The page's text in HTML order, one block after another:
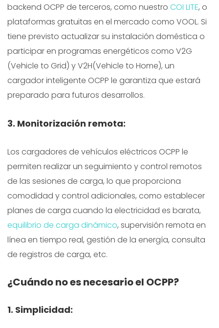
backend OCPP de terceros, como nuestro COI LITE, o
plataformas gratuitas en el mercado como VOOL. Si
tiene previsto actualizar su instalación doméstica o
participar en programas energéticos como V2G
(Vehicle to Grid) y V2H(Vehicle to Home), un
cargador inteligente OCPP le garantiza que estará
preparado para futuros desarrollos.
3. Monitorización remota:
Los cargadores de vehículos eléctricos OCPP le
permiten realizar un seguimiento y control remotos
de las sesiones de carga, lo que proporciona
comodidad y control adicionales, como establecer
planes de carga cuando la electricidad es barata,
equilibrio de carga dinámico, supervisión remota en
línea en tiempo real, gestión de la energía, consulta
de registros de carga, etc.
¿Cuándo no es necesario el OCPP?
1. Simplicidad: